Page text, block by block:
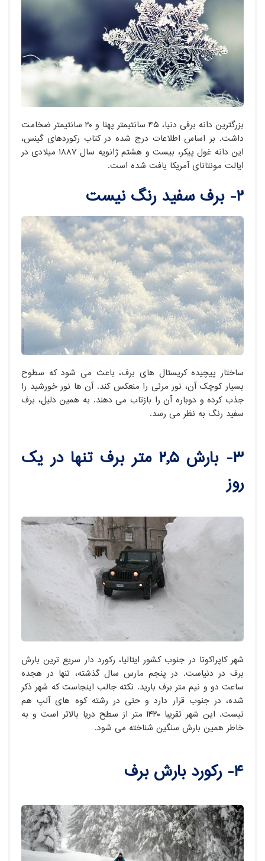
بزرگترین دانه برفی دنیا، ۴۵ سانتیمتر پهنا و ۲۰ سانتیمتر ضخامت
داشت. بر اساس اطلاعات درج شده در کتاب رکوردهای گینس،
این دانه غول پیکر، بیست و هشتم ژانویه سال ۱۸۸۷ میلادی در
ایالت مونتانای آمریکا یافت شده است.
۲- برف سفید رنگ نیست
ساختار پیچیده کریستال های برف، باعث می شود که سطوح
بسیار کوچک آن، نور مرئی را منعکس کند. آن ها نور خورشید را
جذب کرده و دوباره آن را بازتاب می دهند. به همین دلیل، برف
سفید رنگ به نظر می رسد.
۳- بارش ۲٫۵ متر برف تنها در یک
روز
شهر کاپراکوتا در جنوب کشور ایتالیا، رکورد دار سریع ترین بارش
برف در دنیاست. در پنجم مارس سال گذشته، تنها در هجده
ساعت دو و نیم متر برف بارید. نکته جالب اینجاست که شهر ذکر
شده، در جنوب قرار دارد و حتی در رشته کوه های آلپ هم
نیست. این شهر تقریبا ۱۴۲۰ متر از سطح دریا بالاتر است و به
خاطر همین بارش سنگین شناخته می شود.
۴- رکورد بارش برف